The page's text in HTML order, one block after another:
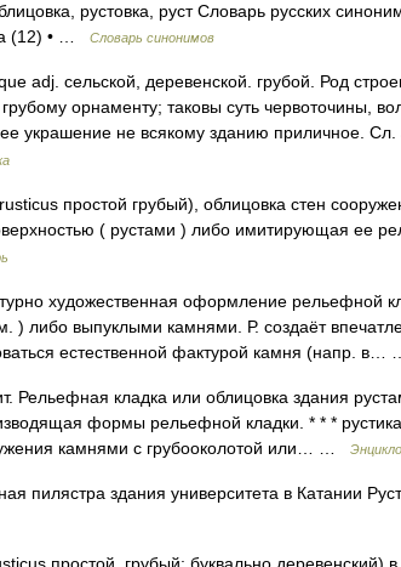
рустовка, руст Словарь русских
(12) • …
Словарь синонимов
adj. сельской, деревенской. грубой. Род
орнаменту; таковы суть червоточины,
украшение не всякому зданию приличное.
простой грубый), облицовка стен
( рустами ) либо имитирующая ее
художественная оформление рельефной
) либо выпуклыми камнями. Р. создаёт
естественной фактурой камня (напр.
Рельефная кладка или облицовка здания
формы рельефной кладки. * * *
камнями с грубооколотой или… …
пилястра здания университета в Катании